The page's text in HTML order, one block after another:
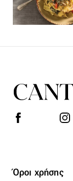
Όροι χρήσης